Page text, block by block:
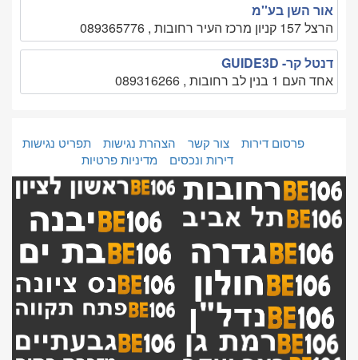
אור השן בע''מ
הרצל 157 קניון מרכז העיר רחובות , 089365776
דנטל קר- GUIDE3D
אחד העם 1 בנין לב רחובות , 089316266
פרסום דירות צור קשר הצהרת נגישות
תפריט נגישות
דירות ונכסים
מדיניות פרטיות